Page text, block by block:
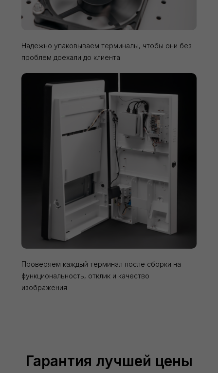
Надежно упаковываем терминалы, чтобы они без
проблем доехали до клиента
Проверяем каждый терминал после сборки на
функциональность, отклик и качество
изображения
Гарантия лучшей цены